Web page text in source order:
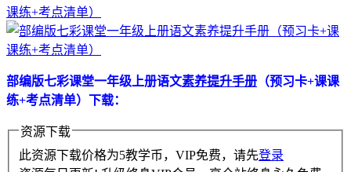
部编版七彩课堂一年级上册语文素养提升手册 （预习卡+课课
练+考点清单）下载：
资源下载
此资源下载价格为5教学币，VIP免费，请先登录